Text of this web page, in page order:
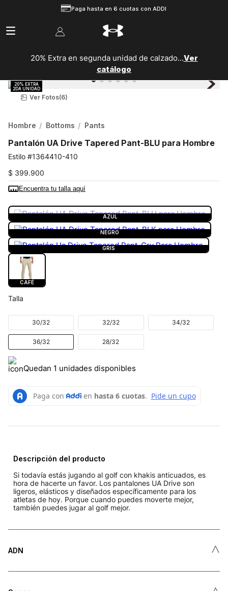
Paga hasta en 6 cuotas con ADDI
20% Extra en segunda unidad de calzado...Ver
catálogo
Ver Fotos(6)
Hombre Bottoms Pants
Pantalón UA Drive Tapered Pant-BLU para Hombre
1364410-410
$ 399.900
Encuentra tu talla aquí
AZUL
NEGRO
GRIS
CAFÉ
Talla
30/32 32/32 34/32
36/32 28/32
Quedan 1 unidades disponibles
Descripción del producto
Si todavía estás jugando al golf con khakis anticuados, es
hora de hacerte un favor. Los pantalones UA Drive son
ligeros, elásticos y diseñados específicamente para los
atletas de hoy. Porque cuando puedes moverte mejor,
también puedes jugar al golf mejor.
ADN ˄